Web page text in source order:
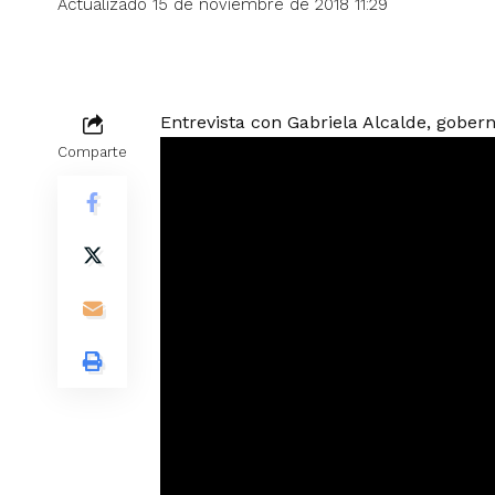
Actualizado 15 de noviembre de 2018 11:29
Comparte
Entrevista con Gabriela Alcalde,